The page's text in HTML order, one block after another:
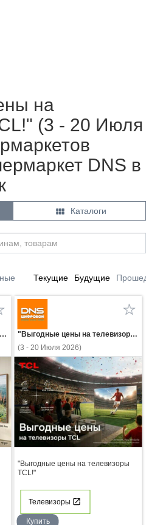
на
(3 - 20 Июля
DNS в
 Каталоги
Текущие Будущие
на телевизоры TCL!"
"Выгодные цены на телевизоры TCL!"
(3 - 20 Июля 2026)
"Выгодные цены на телевизоры
TCL!"
Телевизоры
Купить